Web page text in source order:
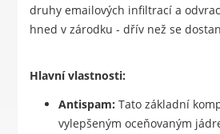
druhy emailových infiltrací a
hned v zárodku - dřív než se
Hlavní vlastnosti:
Antispam: Tato základní
vylepšeným oceňovaným